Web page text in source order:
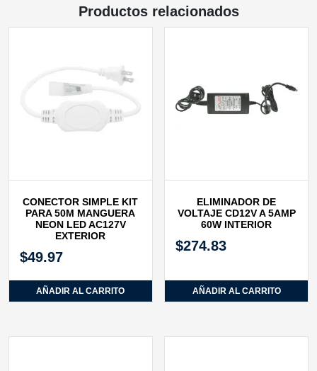
Productos relacionados
CONECTOR SIMPLE KIT
PARA 50M MANGUERA
NEON LED AC127V
EXTERIOR
$49.97
AÑADIR AL CARRITO
ELIMINADOR DE
VOLTAJE CD12V A 5AMP
60W INTERIOR
$274.83
AÑADIR AL CARRITO